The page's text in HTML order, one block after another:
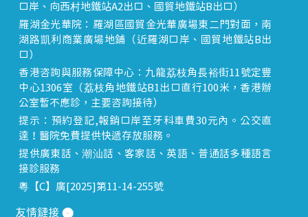
口岸、向西村地鐵站A2出口、國貿地鐵站B出口）
羅湖金光華院：羅湖區國貿金光華廣場東二門對面，南
湖路凱利商業廣場地鋪（近羅湖口岸、國貿地鐵站B出
口）
香港咨詢與服務保障中心：九龍荔枝角長裕街11號定豐
中心1306室（荔枝角地鐵站B1出口直行100米，香港辦
公室暫不應診，主要咨詢接待）
提示：預約登記,報銷口岸至牙科車費30元內。公交直
達！醫院免費提供快遞存放服務。
提供廣東話、潮汕話、客家話、英語、普通話多種語言
接診服務
粵【C】廣[2025]第11-14-255號
友情鏈接